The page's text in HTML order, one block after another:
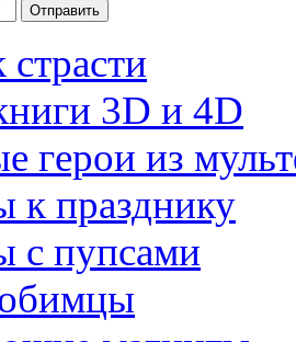
3D и 4D
герои из
к празднику
с пупсами